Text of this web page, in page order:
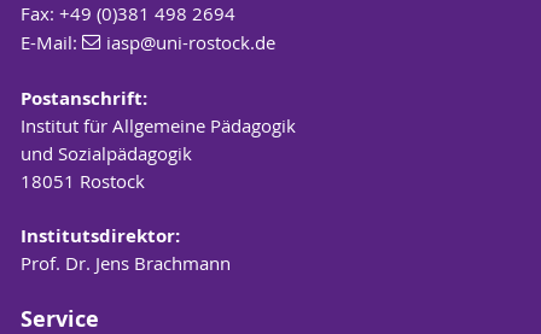
Fax: +49 (0)381 498 2694
E-Mail:
iasp@uni-rostock.de
Postanschrift:
Institut für Allgemeine Pädagogik
und Sozialpädagogik
18051 Rostock
Institutsdirektor:
Prof. Dr. Jens Brachmann
Service